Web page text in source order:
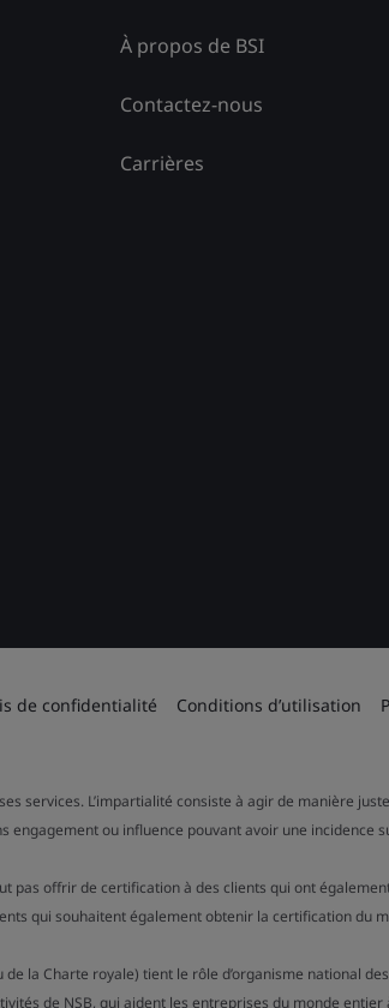
À propos de BSI
Contactez-nous
Carrières
de confidentialité Conditions d’utilisation
services. L’impartialité consiste à agir de manière
engagement ou influence pouvant avoir une incidence
pas offrir de certification à des clients qui ont
qui souhaitent également obtenir la certification du
la Charte royale) tient le rôle d’organisme national
de NSB, qui aident les entreprises du monde